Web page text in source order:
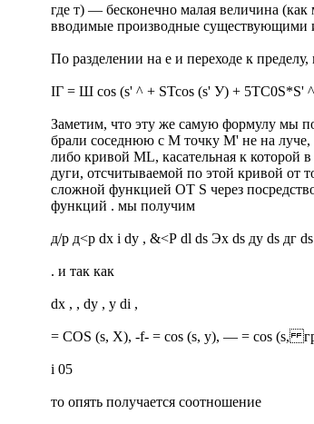
где т) — бесконечно малая величина
вводимые производные существующими
По разделении на е и переходе к
ІГ = Ш cos (s' ^ + STcos (s' У) + 5TC0S*S' ^
Заметим, что эту же самую формулу мы
брали соседнюю с M точку M' не на
либо кривой ML, касательная к которой
дуги, отсчитываемой по этой кривой от
сложной функцией OT S через
функций . мы получим
д/р д<р dx і dy , &<Р dl ds Эх ds ду ds дг ds
. и так как
dx , , dy , у di ,
= COS (s, X), -f- = cos (s, у), — = cos (s,
і 05
то опять получается соотношение